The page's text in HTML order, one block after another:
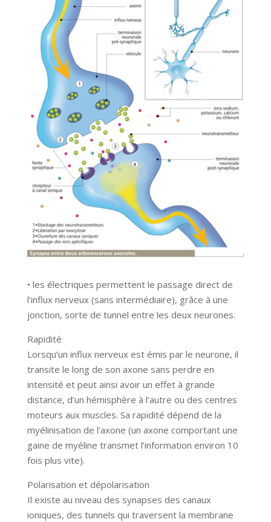
• les électriques permettent le passage direct de
l’influx nerveux (sans intermédiaire), grâce à une
jonction, sorte de tunnel entre les deux neurones.
Rapidité
Lorsqu’un influx nerveux est émis par le neurone, il
transite le long de son axone sans perdre en
intensité et peut ainsi avoir un effet à grande
distance, d’un hémisphère à l’autre ou des centres
moteurs aux muscles. Sa rapidité dépend de la
myélinisation de l’axone (un axone comportant une
gaine de myéline transmet l’information environ 10
fois plus vite).
Polarisation et dépolarisation
Il existe au niveau des synapses des canaux
ioniques, des tunnels qui traversent la membrane